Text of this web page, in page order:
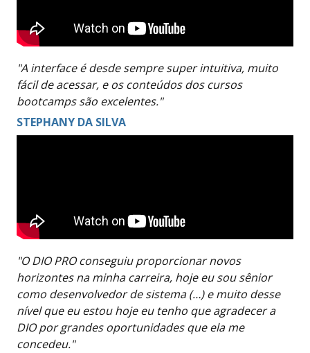
"A interface é desde sempre super intuitiva, muito
fácil de acessar, e os conteúdos dos cursos
bootcamps são excelentes."
STEPHANY DA SILVA
"O DIO PRO conseguiu proporcionar novos
horizontes na minha carreira, hoje eu sou sênior
como desenvolvedor de sistema (…) e muito desse
nível que eu estou hoje eu tenho que agradecer a
DIO por grandes oportunidades que ela me
concedeu."